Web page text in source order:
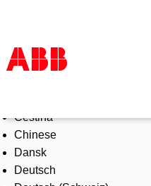
Products & Solutions
Industries
Services
About us
Čeština
Chinese
Dansk
Deutsch